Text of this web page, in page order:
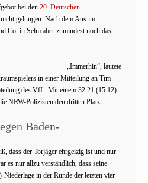
bei den 20. Deutschen
nicht gelungen. Nach dem Aus im
Co. in Selm aber zumindest noch das
„Immerhin“, lautete
in einer Mitteilung an Tim
des VfL. Mit einem 32:21 (15:12)
NRW-Polizisten den dritten Platz.
Baden-
dass der Torjäger ehrgeizig ist und nur
es nur allzu verständlich, dass seine
in der Runde der letzten vier